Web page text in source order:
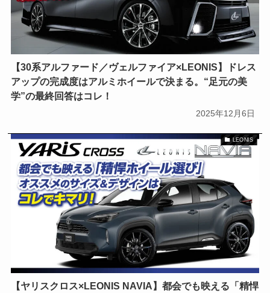
【30系アルファード／ヴェルファイア×LEONIS】ドレス
アップの完成度はアルミホイールで決まる。“足元の美
学”の最終回答はコレ！
2025年12月6日
LEONIS
【ヤリスクロス×LEONIS NAVIA】都会でも映える「精悍